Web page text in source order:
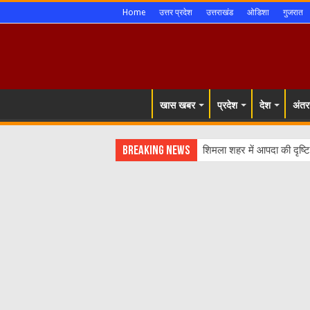
Home उत्तर प्रदेश उत्तराखंड ओडिशा गुजरात
खास खबर प्रदेश देश
Breaking News